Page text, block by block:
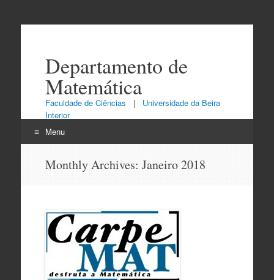
Departamento de
Matemática
Faculdade de Ciências |
Universidade da Beira
Interior
Menu
Monthly Archives: Janeiro 2018